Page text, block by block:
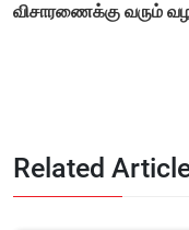
விசாரணைக்கு வரும்
Related